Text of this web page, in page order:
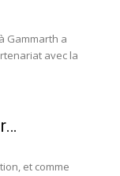
Gammarth a
avec la
et comme